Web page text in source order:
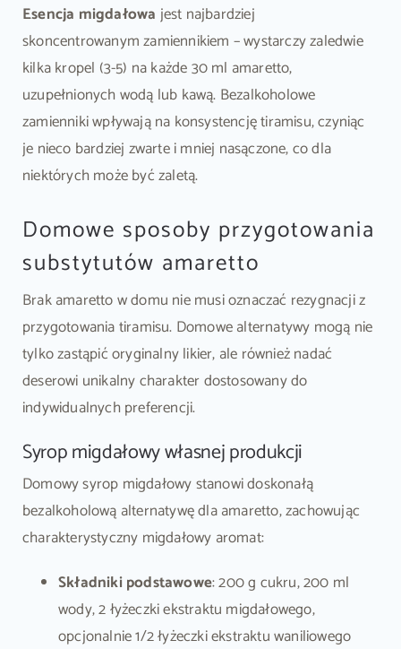
Esencja migdałowa jest najbardziej
skoncentrowanym zamiennikiem – wystarczy zaledwie
kilka kropel (3-5) na każde 30 ml amaretto,
uzupełnionych wodą lub kawą. Bezalkoholowe
zamienniki wpływają na konsystencję tiramisu, czyniąc
je nieco bardziej zwarte i mniej nasączone, co dla
niektórych może być zaletą.
Domowe sposoby przygotowania
substytutów amaretto
Brak amaretto w domu nie musi oznaczać rezygnacji z
przygotowania tiramisu. Domowe alternatywy mogą nie
tylko zastąpić oryginalny likier, ale również nadać
deserowi unikalny charakter dostosowany do
indywidualnych preferencji.
Syrop migdałowy własnej produkcji
Domowy syrop migdałowy stanowi doskonałą
bezalkoholową alternatywę dla amaretto, zachowując
charakterystyczny migdałowy aromat:
Składniki podstawowe: 200 g cukru, 200 ml
wody, 2 łyżeczki ekstraktu migdałowego,
opcjonalnie 1/2 łyżeczki ekstraktu waniliowego